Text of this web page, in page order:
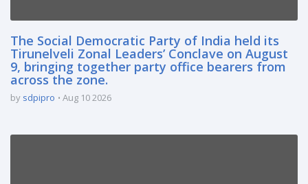
The Social Democratic Party of India held its
Tirunelveli Zonal Leaders’ Conclave on August
9, bringing together party office bearers from
across the zone.
by sdpipro Aug 10 2026